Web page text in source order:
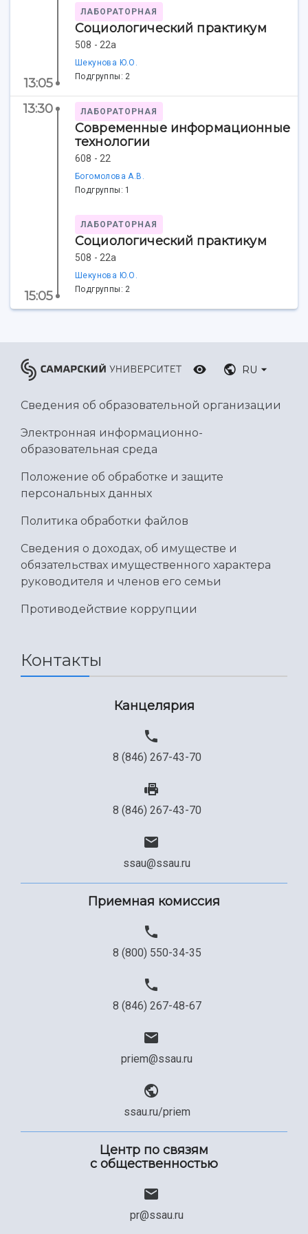
Центр истории авиационных двигателей
Ботанический сад
Умный дом бабочек
Международный межвузовский кампус
Сведения об образовательной организации
Официальные документы
13:05
ЛАБОРАТОРНАЯ
Социологический практикум
508 - 22а
Шекунова Ю.О.
Подгруппы: 2
13:30
15:05
ЛАБОРАТОРНАЯ
Современные информационные
технологии
608 - 22
Богомолова А.В.
Подгруппы: 1
ЛАБОРАТОРНАЯ
Социологический практикум
508 - 22а
Шекунова Ю.О.
Подгруппы: 2
RU
Сведения об образовательной организации
Электронная информационно-
образовательная среда
Положение об обработке и защите
персональных данных
Политика обработки файлов
Сведения о доходах, об имуществе и
обязательствах имущественного характера
руководителя и членов его семьи
Противодействие коррупции
Контакты
Канцелярия
8 (846) 267-43-70
8 (846) 267-43-70
ssau@ssau.ru
Приемная комиссия
8 (800) 550-34-35
8 (846) 267-48-67
priem@ssau.ru
ssau.ru/priem
Центр по связям
с общественностью
pr@ssau.ru